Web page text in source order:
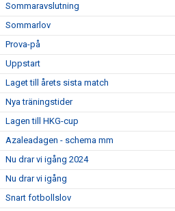
Sommaravslutning
Sommarlov
Prova-på
Uppstart
Laget till årets sista match
Nya träningstider
Lagen till HKG-cup
Azaleadagen - schema mm
Nu drar vi igång 2024
Nu drar vi igång
Snart fotbollslov